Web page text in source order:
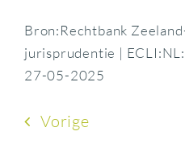
Bron:Rechtbank
jurisprudentie |
27-05-2025
Vorige